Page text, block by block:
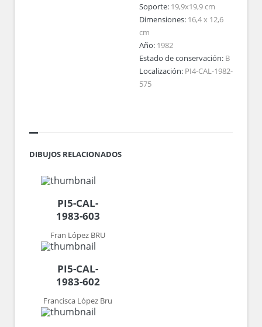
Soporte: 19,9x19,9 cm
Dimensiones: 16,4 x 12,6
cm
Año: 1982
Estado de conservación: B
Localización: PI4-CAL-1982-
575
DIBUJOS RELACIONADOS
PI5-CAL-
1983-603
Fran López BRU
PI5-CAL-
1983-602
Francisca López Bru